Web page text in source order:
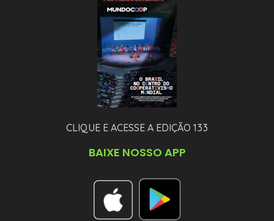
CLIQUE E ACESSE A EDIÇÃO 133
BAIXE NOSSO APP